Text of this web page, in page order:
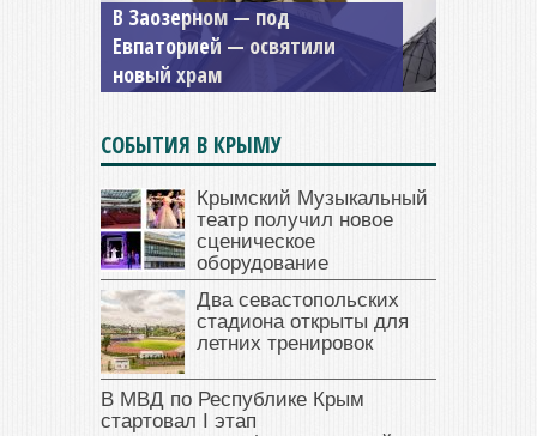
Мужской монастырь Косьмы
и Дамиана в Крыму вновь
открыт для посещения
СОБЫТИЯ В КРЫМУ
Крымский Музыкальный
театр получил новое
сценическое
оборудование
Два севастопольских
стадиона открыты для
летних тренировок
В МВД по Республике Крым
стартовал I этап